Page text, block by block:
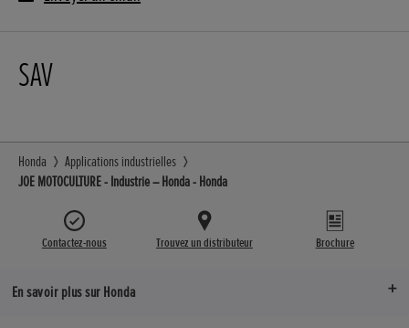
SAV
Honda
Applications industrielles
JOE MOTOCULTURE - Industrie – Honda - Honda
Contactez-nous Trouvez un distributeur Brochure
En savoir plus sur Honda